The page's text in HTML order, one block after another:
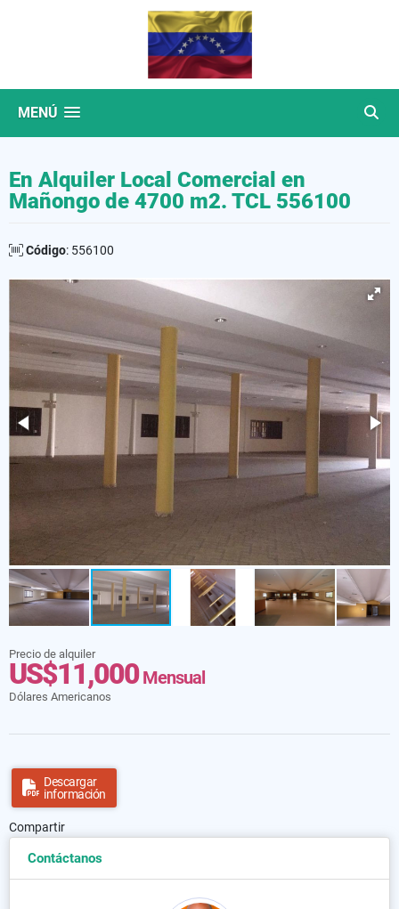
MENÚ
En Alquiler Local Comercial en
Mañongo de 4700 m2. TCL 556100
Código: 556100
Precio de alquiler
US$11,000Mensual
Dólares Americanos
Descargar
información
Compartir
Contáctanos